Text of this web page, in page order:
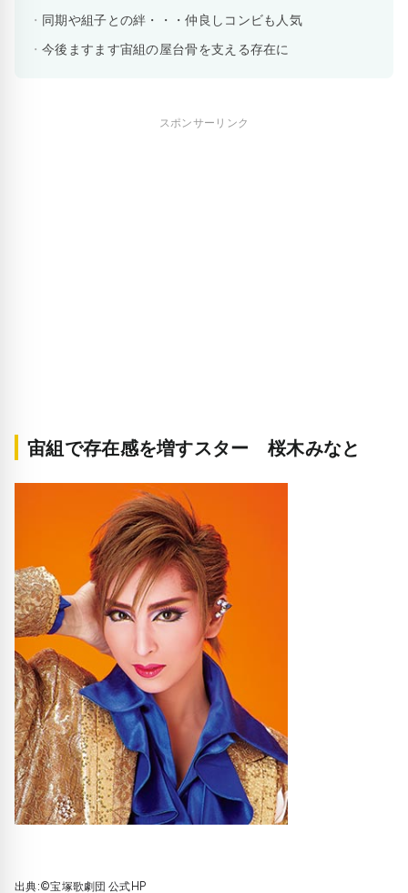
同期や組子との絆・・・仲良しコンビも人気
今後ますます宙組の屋台骨を支える存在に
スポンサーリンク
宙組で存在感を増すスター 桜木みなと
出典:©宝塚歌劇団 公式HP